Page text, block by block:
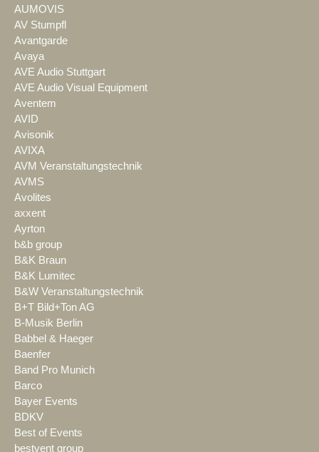
AUMOVIS
AV Stumpfl
Avantgarde
Avaya
AVE Audio Stuttgart
AVE Audio Visual Equipment
Aventem
AVID
Avisonik
AVIXA
AVM Veranstaltungstechnik
AVMS
Avolites
axxent
Ayrton
b&b group
B&K Braun
B&K Lumitec
B&W Veranstaltungstechnik
B+T Bild+Ton AG
B-Musik Berlin
Babbel & Haeger
Baenfer
Band Pro Munich
Barco
Bayer Events
BDKV
Best of Events
bestvent group